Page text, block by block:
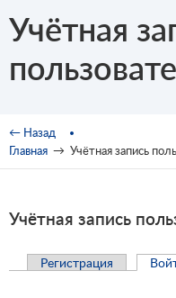
Учётная
Вы здесь
← Назад
Главная → Учётная запись
Учётная запись
Главные вкладки
Регистрация